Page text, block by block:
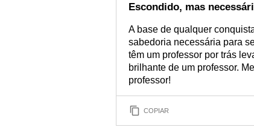
Escondido, mas
A base de qualquer
sabedoria necessária para
têm um professor por trás
brilhante de um professor.
professor!
COPIAR